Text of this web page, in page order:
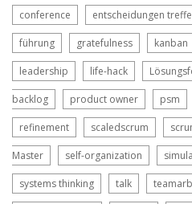
conference entscheidungen
führung gratefulness kanban
leadership life-hack
backlog product owner psm
refinement scaledscrum
Master self-organization
systems thinking talk